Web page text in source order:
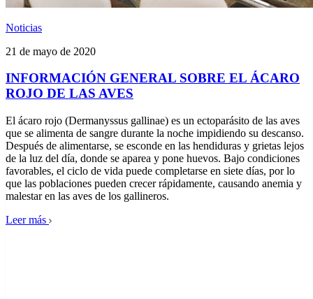
Noticias
21 de mayo de 2020
INFORMACIÓN GENERAL SOBRE EL ÁCARO
ROJO DE LAS AVES
El ácaro rojo (Dermanyssus gallinae) es un ectoparásito de las aves
que se alimenta de sangre durante la noche impidiendo su descanso.
Después de alimentarse, se esconde en las hendiduras y grietas lejos
de la luz del día, donde se aparea y pone huevos. Bajo condiciones
favorables, el ciclo de vida puede completarse en siete días, por lo
que las poblaciones pueden crecer rápidamente, causando anemia y
malestar en las aves de los gallineros.
Leer más